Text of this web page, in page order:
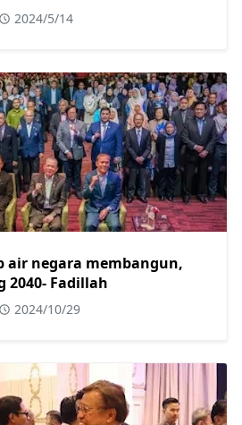
2024/5/14
air negara membangun,
2040- Fadillah
2024/10/29